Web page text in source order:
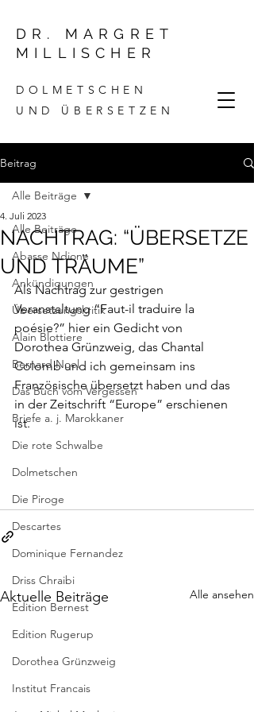
DR. MARGRET
MILLISCHER
DOLMETSCHEN
UND ÜBERSETZEN
Beitrag
Alle Beiträge
Abasse Ndione
Ankündigungen
Übersetzungskritik
Alain Blottiere
Bernard Noel
Das Buch vom Vergessen
Briefe a. j. Marokkaner
Die rote Schwalbe
Dolmetschen
Die Piroge
Descartes
Dominique Fernandez
Driss Chraibi
Edition Bernest
Edition Rugerup
Dorothea Grünzweig
Institut Francais
Alle Beiträge
NACHTRAG: “ÜBERSETZE
UND TRÄUME”
4. Juli 2023
Als Nachtrag zur gestrigen
Veranstaltung “Faut-il traduire la
poésie?” hier ein Gedicht von
Dorothea Grünzweig, das Chantal
Colomb und ich gemeinsam ins
Französische übersetzt haben und das
in der Zeitschrift “Europe” erschienen
ist.
Aktuelle Beiträge Alle ansehen